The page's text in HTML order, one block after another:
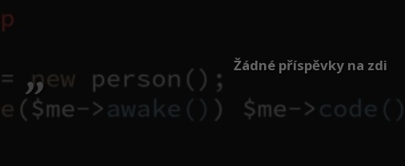
„ Žádné příspěvky na zdi